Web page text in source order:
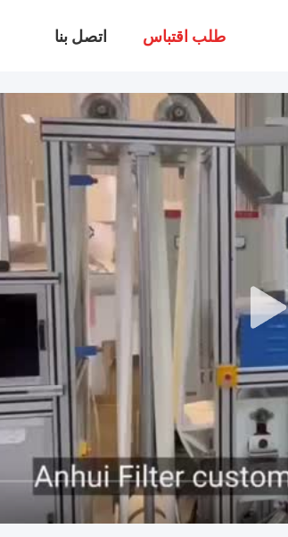
اتصل بنا طلب اقتباس